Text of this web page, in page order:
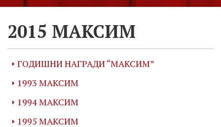
2015 МАКСИМ
ГОДИШНИ НАГРАДИ “МАКСИМ”
1993 МАКСИМ
1994 МАКСИМ
1995 МАКСИМ